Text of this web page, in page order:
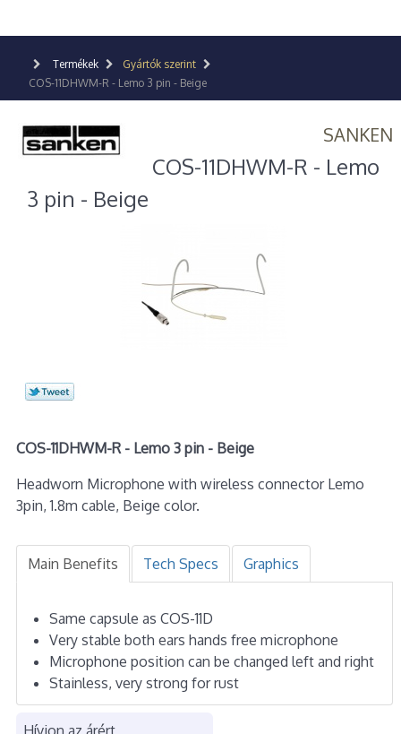
Termékek
Gyártók szerint
COS-11DHWM-R - Lemo 3 pin - Beige
SANKEN
COS-11DHWM-R - Lemo
3 pin - Beige
COS-11DHWM-R - Lemo 3 pin - Beige
Headworn Microphone with wireless connector Lemo
3pin, 1.8m cable, Beige color.
Main Benefits Tech Specs Graphics
Same capsule as COS-11D
Very stable both ears hands free microphone
Microphone position can be changed left and right
Stainless, very strong for rust
Hívjon az árért